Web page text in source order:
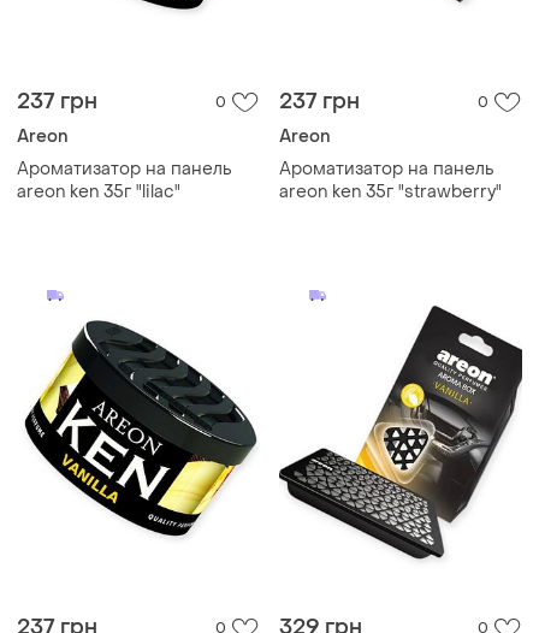
237 грн 0
Areon
Ароматизатор на панель
areon ken 35г "lilac"
237 грн 0
Areon
Ароматизатор на панель
areon ken 35г "strawberry"
237 грн 0 329 грн 0